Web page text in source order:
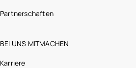
Partnerschaften
BEI UNS MITMACHEN
Karriere